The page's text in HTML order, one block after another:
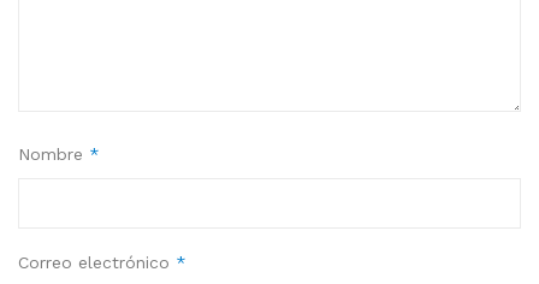
Nombre *
Correo electrónico *